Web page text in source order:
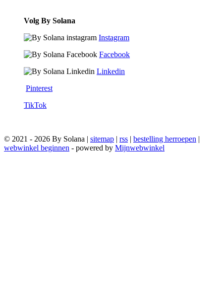
Volg By Solana
Instagram
Facebook
Linkedin
Pinterest
TikTok
© 2021 - 2026 By Solana | sitemap | rss | bestelling herroepen |
webwinkel beginnen - powered by Mijnwebwinkel